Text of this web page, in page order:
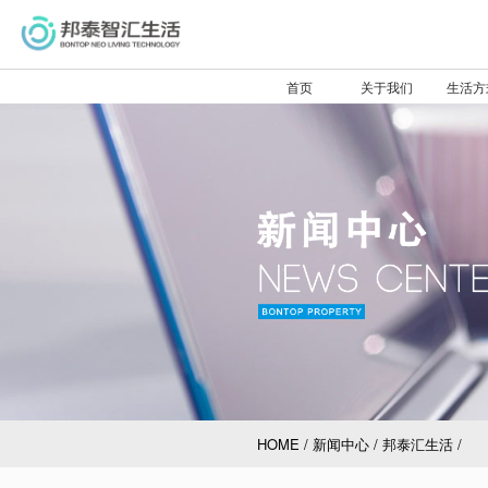
首页 关于我们 生活
HOME / 新闻中心/ 邦泰汇生活/